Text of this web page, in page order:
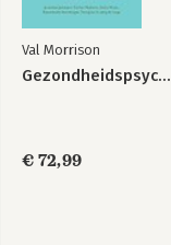
Val Morrison
Gezondheidspsychologie
€ 72,99